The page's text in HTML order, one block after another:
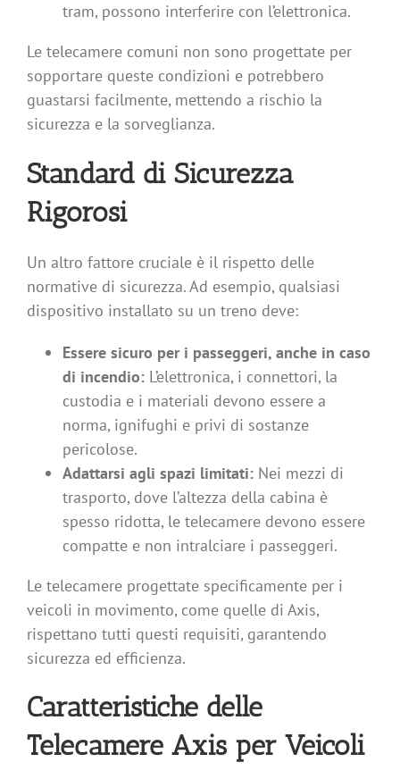
tram, possono interferire con l’elettronica.
Le telecamere comuni non sono progettate per
sopportare queste condizioni e potrebbero
guastarsi facilmente, mettendo a rischio la
sicurezza e la sorveglianza.
Standard di Sicurezza
Rigorosi
Un altro fattore cruciale è il rispetto delle
normative di sicurezza. Ad esempio, qualsiasi
dispositivo installato su un treno deve:
Essere sicuro per i passeggeri, anche in caso
di incendio: L’elettronica, i connettori, la
custodia e i materiali devono essere a
norma, ignifughi e privi di sostanze
pericolose.
Adattarsi agli spazi limitati: Nei mezzi di
trasporto, dove l’altezza della cabina è
spesso ridotta, le telecamere devono essere
compatte e non intralciare i passeggeri.
Le telecamere progettate specificamente per i
veicoli in movimento, come quelle di Axis,
rispettano tutti questi requisiti, garantendo
sicurezza ed efficienza.
Caratteristiche delle
Telecamere Axis per Veicoli